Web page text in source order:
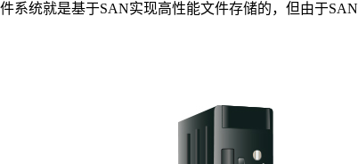
系统就是基于SAN实现高性能文件存储的，但由于SAN